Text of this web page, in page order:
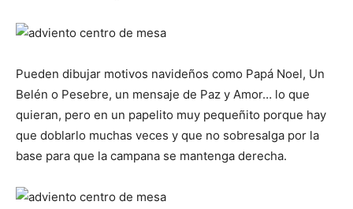
Pueden dibujar motivos navideños como Papá Noel, Un
Belén o Pesebre, un mensaje de Paz y Amor… lo que
quieran, pero en un papelito muy pequeñito porque hay
que doblarlo muchas veces y que no sobresalga por la
base para que la campana se mantenga derecha.